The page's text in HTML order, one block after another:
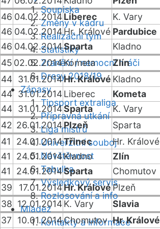
Soupiska
Změny v kádru
Realizační tým
Statistiky
Zranění / nemocní hráči
Dresy 2018/19
Zápasy
Tipsport extraliga
Přípravná utkání
Liga mistrů
Univerzitní souboj
Návštěvnost
Tabulka
Výsledkový servis
Rozlosování a info
Mládež
Kontakty a informace
46 04.02.2014Liberec K. Vary
46 04.02.2014Hr. Králové Pardubice
46 04.02.2014Sparta Kladno
45 02.02.2014Kometa Zlín
44 31.01.2014Hr. Králové Kladno
44 31.01.2014Liberec Kometa
44 31.01.2014Sparta K. Vary
42 26.01.2014Plzeň Sparta
41
24.01.2014Třinec Hr. Králové
41
24.01.2014Kladno Zlín
41
24.01.2014Sparta Chomutov
39
17.01.2014Hr. Králové Plzeň
38 12.01.2014K. Vary Slavia
37
10.01.2014Chomutov Hr. Králové